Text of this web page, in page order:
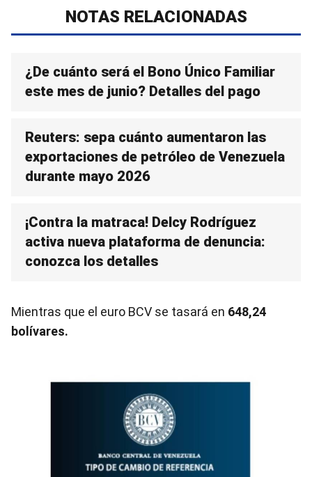
NOTAS RELACIONADAS
¿De cuánto será el Bono Único Familiar
este mes de junio? Detalles del pago
Reuters: sepa cuánto aumentaron las
exportaciones de petróleo de Venezuela
durante mayo 2026
¡Contra la matraca! Delcy Rodríguez
activa nueva plataforma de denuncia:
conozca los detalles
Mientras que el euro BCV se tasará en 648,24
bolívares.